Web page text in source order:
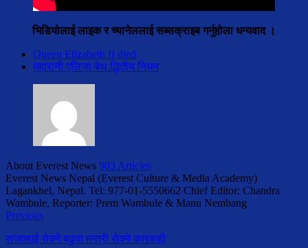
भिडियोलाई लाइक र च्यानेललाई सब्सक्राइब गर्नुहोला धन्यवाद ।
Queen Elizabeth II died
महारानी एलिजा बेथ द्धितीय निधन
About Everest News 903 Articles
Everest News Nepal (Everest Culture & Media Academy)
Lagankhel, Nepal. Tel: 977-01-5550662 Chief Editor: Chandra
Wambule, Reporter: Prem Wambule & Manu Nembang
Previous
राजालाई रोक्ने बढुवा मन्त्री रोक्ने कारबाही